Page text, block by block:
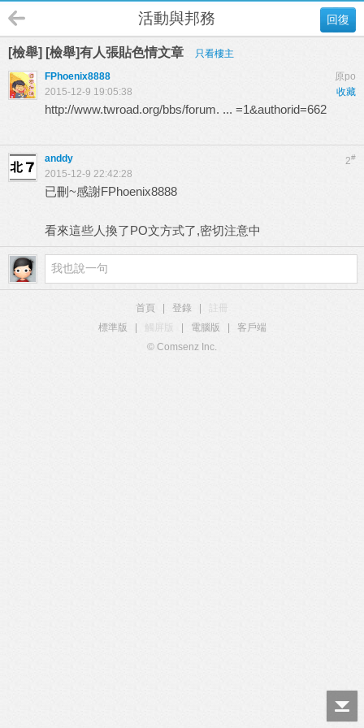
回復
活動與邦務
[檢舉] [檢舉]有人張貼色情文章
只看樓主
原po
FPhoenix8888
收藏
2015-12-9 19:05:38
http://www.twroad.org/bbs/forum. ... =1&authorid=662
2#
anddy
2015-12-9 22:42:28
已刪~感謝FPhoenix8888
看來這些人換了PO文方式了,密切注意中
首頁 登錄
標準版
觸屏版 電腦版
客戶端
© Comsenz Inc.